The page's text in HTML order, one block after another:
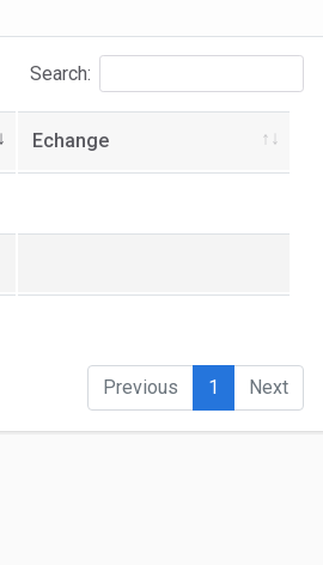
Search:
Echange
Previous 1 Next